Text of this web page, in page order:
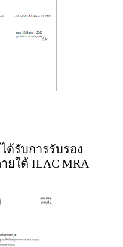
ด้รับการรับรอง
ใต้ ILAC MRA